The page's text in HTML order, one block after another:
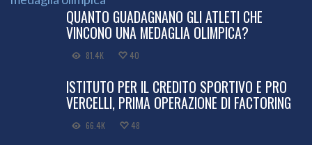
QUANTO GUADAGNANO GLI ATLETI CHE
VINCONO UNA MEDAGLIA OLIMPICA?
81.4K 40
ISTITUTO PER IL CREDITO SPORTIVO E PRO
VERCELLI, PRIMA OPERAZIONE DI FACTORING
66.4K 48